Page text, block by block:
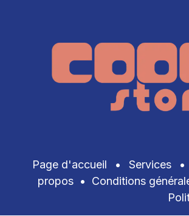
Page d'accueil • Services •
propos • Conditions